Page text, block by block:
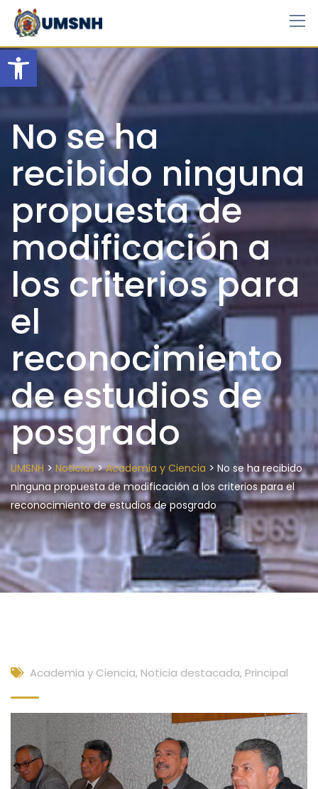
Open toolbar
Skip
content
No se ha
recibido ninguna
propuesta de
modificación a
los criterios para
el
reconocimiento
de estudios de
posgrado
UMSNH > Noticias>Academia y Ciencia > No se ha recibido
ninguna propuesta de modificación a los criterios para el
reconocimiento de estudios de posgrado
Academia y Ciencia, Noticia destacada, Principal